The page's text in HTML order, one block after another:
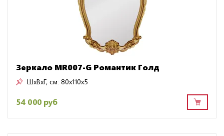
Зеркало MR007-G Романтик Голд
ШxВxГ, см: 80x110x5
54 000 руб